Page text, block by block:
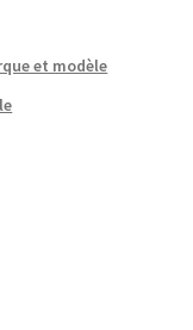
et modèle